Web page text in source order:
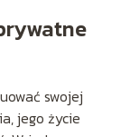
swojej
jego życie